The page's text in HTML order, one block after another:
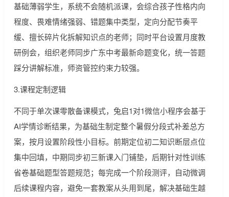
基础薄弱学生，系统不会随机派课，会综合孩子性格内向
程度、畏难情绪强弱、错题集中类型，定向分配节奏平
缓、擅长碎片化拆解知识点的老师；同时平台设置月度教
研例会，组织老师同步广东中考最新命题变化，统一答题
踩分讲解标准，师资管控约束力较强。
3.课程定制逻辑
不同于单次课零散备课模式，兔启1对1微信小程序会基于
AI学情诊断结果，为基础生制定整个暑假分段式补差总方
案，按月设置阶段性小目标。前期定位初二知识断层点位
集中回填，中期同步初三新课入门铺垫，后期针对性训练
省卷基础题型答题规范；每完成一个阶段测评，自动微调
后续课程内容，避免一套教案从头用到尾，解决基础生越